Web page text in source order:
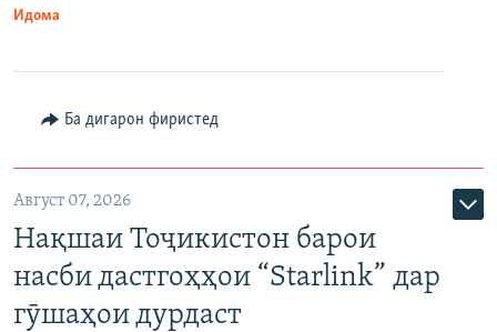
Идома
Ба дигарон фиристед
Август 07, 2026
Нақшаи Тоҷикистон барои
насби дастгоҳҳои “Starlink” дар
гӯшаҳои дурдаст